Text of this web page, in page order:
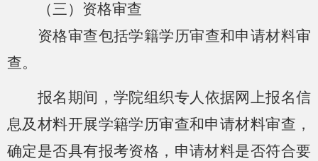
（三）资格审查
资格审查包括学籍学历审查和申请材料审
查。
报名期间，学院组织专人依据网上报名信
息及材料开展学籍学历审查和申请材料审查 ，
确定是否具有报考资格，申请材料是否符合要